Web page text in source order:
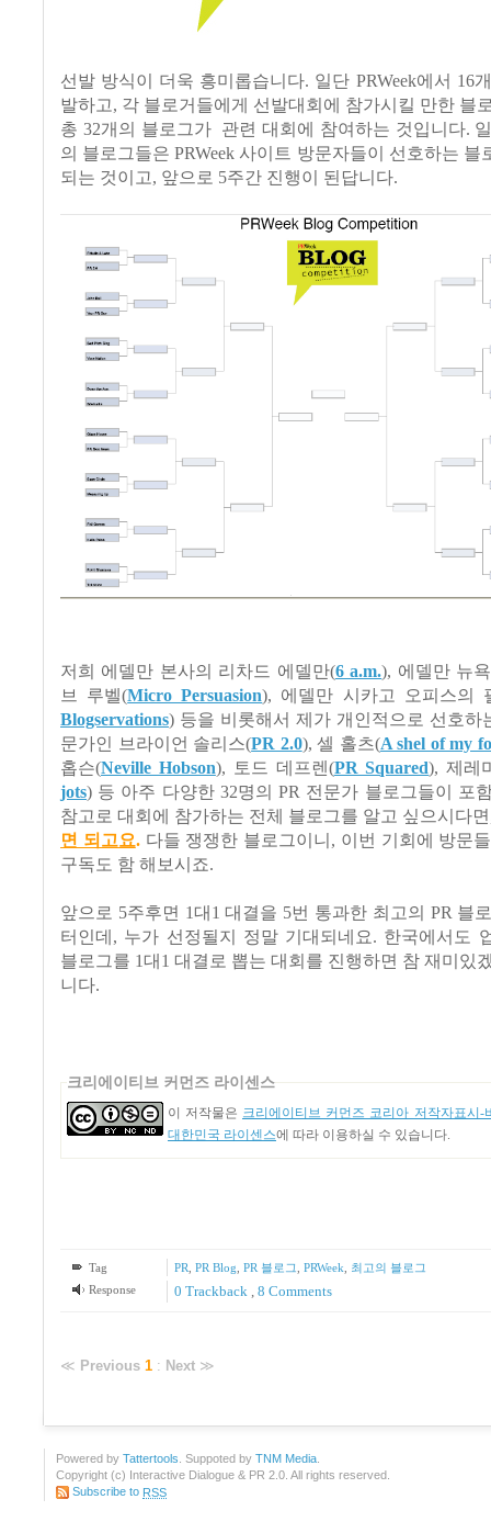
선발 방식이 더욱 흥미롭습니다. 일단 PRWeek에서 16
발하고, 각 블로거들에게 선발대회에 참가시킬 만한 블
총 32개의 블로그가 관련 대회에 참여하는 것입니다.
의 블로그들은 PRWeek 사이트 방문자들이 선호하는 블
되는 것이고, 앞으로 5주간 진행이 된답니다.
저희 에델만 본사의 리차드 에델만(6 a.m.), 에델만 뉴
브 루벨(Micro Persuasion), 에델만 시카고 오피스의
Blogservations) 등을 비롯해서 제가 개인적으로 선호하
문가인 브라이언 솔리스(PR 2.0), 셀 홀츠(A shel of my
홉슨(Neville Hobson), 토드 데프렌(PR Squared), 제레
jots) 등 아주 다양한 32명의 PR 전문가 블로그들이 포
참고로 대회에 참가하는 전체 블로그를 알고 싶으시다
면 되고요.다들 쟁쟁한 블로그이니, 이번 기회에 방문
구독도 함 해보시죠.
앞으로 5주후면 1대1 대결을 5번 통과한 최고의 PR 블
터인데, 누가 선정될지 정말 기대되네요. 한국에서도
블로그를 1대1 대결로 뽑는 대회를 진행하면 참 재미있
니다.
크리에이티브 커먼즈 라이센스
이 저작물은 크리에이티브 커먼즈 코리아 저작자표시-
대한민국 라이센스에 따라 이용하실 수 있습니다.
Tag PR, PR Blog, PR 블로그, PRWeek, 최고의 블로그
Response
0 Trackback 8 Comments
≪ Previous 1 : Next ≫
Powered by Tattertools . Suppoted by TNM Media
Copyright (c) Interactive Dialogue & PR 2.0. All rights reserved.
Subscribe to RSS